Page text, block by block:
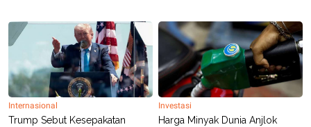
Internasional
Trump Sebut Kesepakatan
Investasi
Harga Minyak Dunia Anjlok